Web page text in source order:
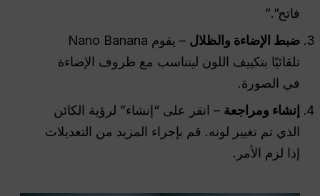
فاتح”.”
ضبط الإضاءة والظلال
– يقوم Nano Banana
تلقائيًا بتكييف اللون ليتناسب مع ظروف الإضاءة
في الصورة.
إنشاء ومراجعة – انقر على “إنشاء” لرؤية الكائن
الذي تم تغيير لونه. قم بإجراء المزيد من التعديلات
إذا لزم الأمر.